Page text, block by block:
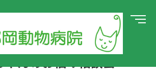
ゃんのお悩み相談会